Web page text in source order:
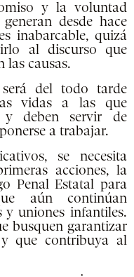
y la voluntad
desde hace
inabarcable, quizá
al discurso que
las causas.
del todo tarde
vidas a las que
y deben servir de
a trabajar.
se necesita
acciones, la
Penal Estatal para
aún continúan
uniones infantiles.
busquen garantizar
que contribuya al